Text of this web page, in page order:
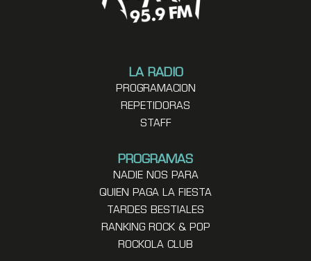
LA RADIO
PROGRAMACION
REPETIDORAS
STAFF
PROGRAMAS
NADIE NOS PARA
QUIEN PAGA LA FIESTA
TARDES BESTIALES
RANKING ROCK & POP
ROCKOLA CLUB